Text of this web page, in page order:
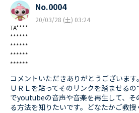
TA****
******
******
******
******
No.0004
20/03/28 (土) 03:24
コメントいただきありがとうございます。
ＵＲＬを貼ってそのリンクを踏ませる
でyoutubeの音声や音楽を再生して、そ
る方法を知りたいです。どなたかご教授